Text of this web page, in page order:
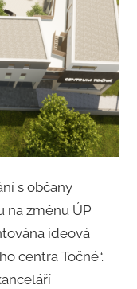
s občany
na změnu ÚP
ideová
centra Točné“.